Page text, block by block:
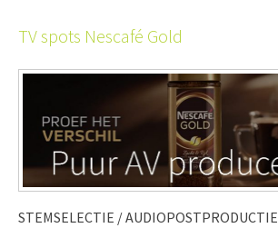
TV spots Nescafé Gold
STEMSELECTIE /